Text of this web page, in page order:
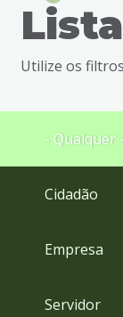
busca
Ir
rodapé
Utilize os
- Qualquer -
Cidadão
Empresa
Servidor